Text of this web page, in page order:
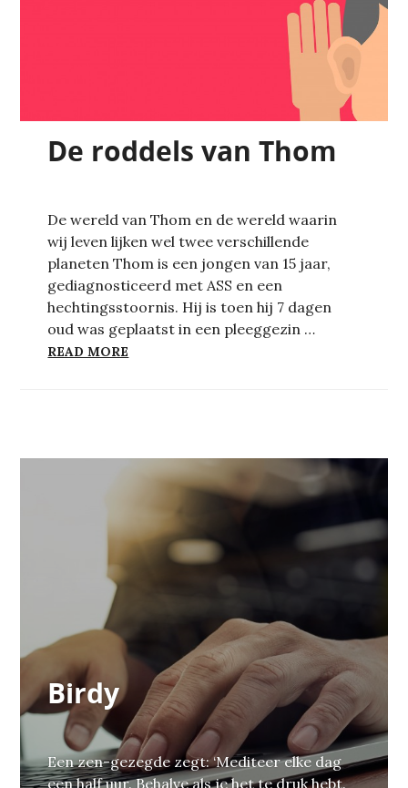
De roddels van Thom
De wereld van Thom en de wereld waarin
wij leven lijken wel twee verschillende
planeten Thom is een jongen van 15 jaar,
gediagnosticeerd met ASS en een
hechtingsstoornis. Hij is toen hij 7 dagen
oud was geplaatst in een pleeggezin …
READ MORE
Birdy
Een zen-gezegde zegt: ‘Mediteer elke dag
een half uur. Behalve als je het te druk hebt.